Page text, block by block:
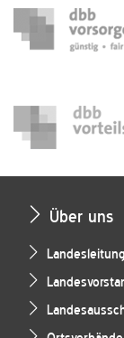
Über uns
Landesleitung